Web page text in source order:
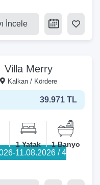
İncele
Villa Merry
Kalkan / Kördere
39.971 TL
1 Yatak 1 Banyo
11.08.2026 / 4